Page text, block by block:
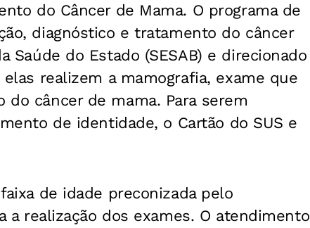
do Câncer de Mama. O programa de
diagnóstico e tratamento do câncer
Saúde do Estado (SESAB) e direcionado
realizem a mamografia, exame que
câncer de mama. Para serem
de identidade, o Cartão do SUS e
de idade preconizada pelo
a realização dos exames. O atendimento